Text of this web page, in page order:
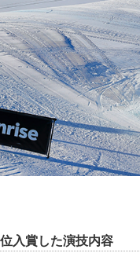
入賞した演技内容